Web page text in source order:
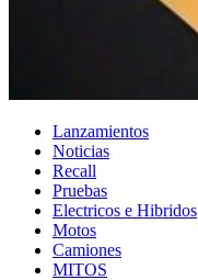
Lanzamientos
Noticias
Recall
Pruebas
Electricos e Hibridos
Motos
Camiones
MITOS